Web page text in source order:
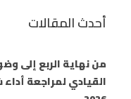
أحدث المقالات
من نهاية الربع إلى